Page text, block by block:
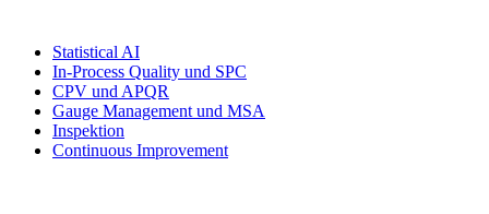
Statistical AI
In-Process Quality und SPC
CPV und APQR
Gauge Management und MSA
Inspektion
Continuous Improvement